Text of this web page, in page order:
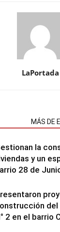
LaPortada
MÁS DE
la
y un
28 de
del
2 en el barrio